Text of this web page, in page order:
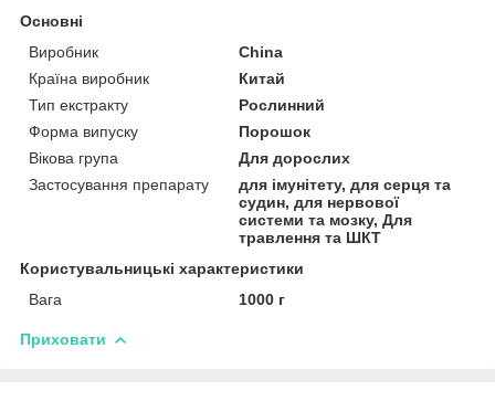
Основні
Виробник
China
Країна виробник
Китай
Тип екстракту
Рослинний
Форма випуску
Порошок
Вікова група
Для дорослих
Застосування препарату
для імунітету, для серця та
судин, для нервової
системи та мозку, Для
травлення та ШКТ
Користувальницькі характеристики
Вага
1000 г
Приховати